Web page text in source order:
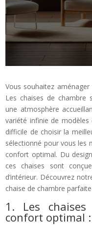
Vous souhaitez
Les chaises de chambre
une atmosphère
variété infinie de
difficile de choisir la
sélectionné pour vous les
confort optimal. Du
ces chaises sont
d’intérieur. Découvrez
chaise de chambre
1. Les
confort optimal